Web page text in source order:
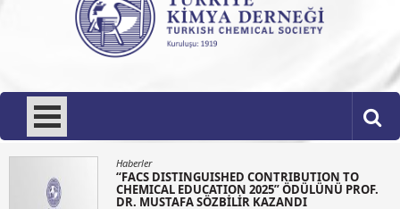
Türkiye Kimya Derneği
Haberler
“FACS DISTINGUISHED CONTRIBUTION TO
CHEMICAL EDUCATION 2025” ÖDÜLÜNÜ PROF.
DR. MUSTAFA SÖZBİLİR KAZANDI